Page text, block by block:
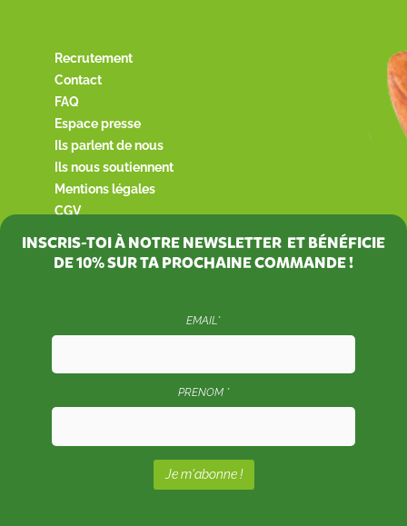
Recrutement
Contact
FAQ
Espace presse
Ils parlent de nous
Ils nous soutiennent
Mentions légales
CGV
INSCRIS-TOI À NOTRE NEWSLETTER ET BÉNÉFICIE
DE10%SUR TA PROCHAINE COMMANDE !
EMAIL*
PRENOM *